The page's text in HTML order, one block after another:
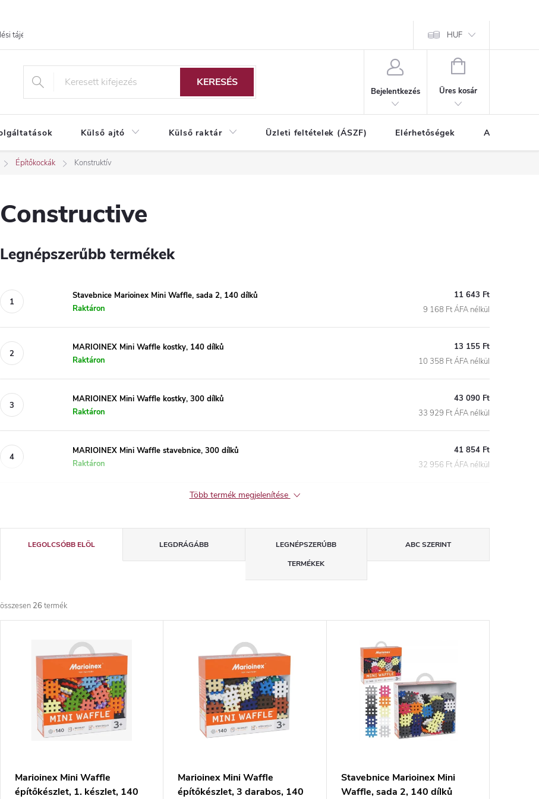
tájékoztató HUF
KERESÉS
Bejelentkezés
KOSÁR
Üres kosár
Külső ajtó Külső raktár Üzleti feltételek (ÁSZF) Elérhetőségek A vásárlás
Építőkockák Konstruktív
Constructive
Legnépszerűbb termékek
Stavebnice Marioinex Mini Waffle, sada 2, 140 dílků
Raktáron
11 643 Ft
9 168 Ft ÁFA nélkül
MARIOINEX Mini Waffle kostky, 140 dílků
Raktáron
13 155 Ft
10 358 Ft ÁFA nélkül
MARIOINEX Mini Waffle kostky, 300 dílků
Raktáron
43 090 Ft
33 929 Ft ÁFA nélkül
MARIOINEX Mini Waffle stavebnice, 300 dílků
Raktáron
41 854 Ft
32 956 Ft ÁFA nélkül
Több termék megjelenítése
e
r
m
LEGOLCSÓBB ELÖL LEGDRÁGÁBB
LEGNÉPSZERŰBB
TERMÉKEK
ABC SZERINT
összesen 26 termék
Marioinex Mini Waffle
építőkészlet, 1. készlet, 140
Marioinex Mini Waffle
építőkészlet, 3 darabos, 140
Stavebnice Marioinex Mini
Waffle, sada 2, 140 dílků